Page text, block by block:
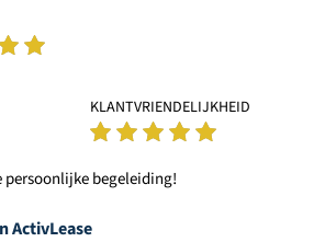
KLANTVRIENDELIJKHEID
persoonlijke begeleiding!
ActivLease